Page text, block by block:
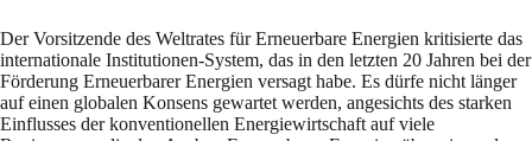
Der Vorsitzende des Weltrates für Erneuerbare Energien kritisierte das
internationale Institutionen-System, das in den letzten 20 Jahren bei der
Förderung Erneuerbarer Energien versagt habe. Es dürfe nicht länger
auf einen globalen Konsens gewartet werden, angesichts des starken
Einflusses der konventionellen Energiewirtschaft auf viele